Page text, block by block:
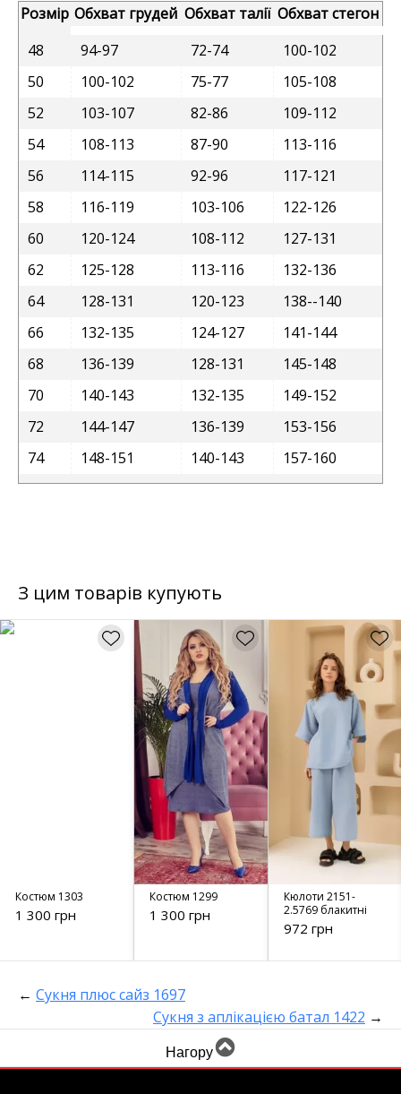
Розмір Обхват грудей Обхват талії Обхват стегон
48
94-97 72-74
100-102
50
100-102 75-77
105-108
52
103-107 82-86
109-112
54
108-113 87-90
113-116
56
114-115 92-96
117-121
58
116-119 103-106
122-126
60
120-124 108-112
127-131
62
125-128 113-116
132-136
64
128-131 120-123
138--140
66
132-135 124-127
141-144
68
136-139 128-131
145-148
70
140-143 132-135
149-152
72
144-147 136-139
153-156
74
148-151 140-143 157-160
З цим товарів купують
Костюм 1303
1 300 грн
Костюм 1299
1 300 грн
Кюлоти 2151-
2.5769 блакитні
972 грн
← Сукня плюс сайз 1697
Сукня з аплікацією батал 1422 →
Нагору